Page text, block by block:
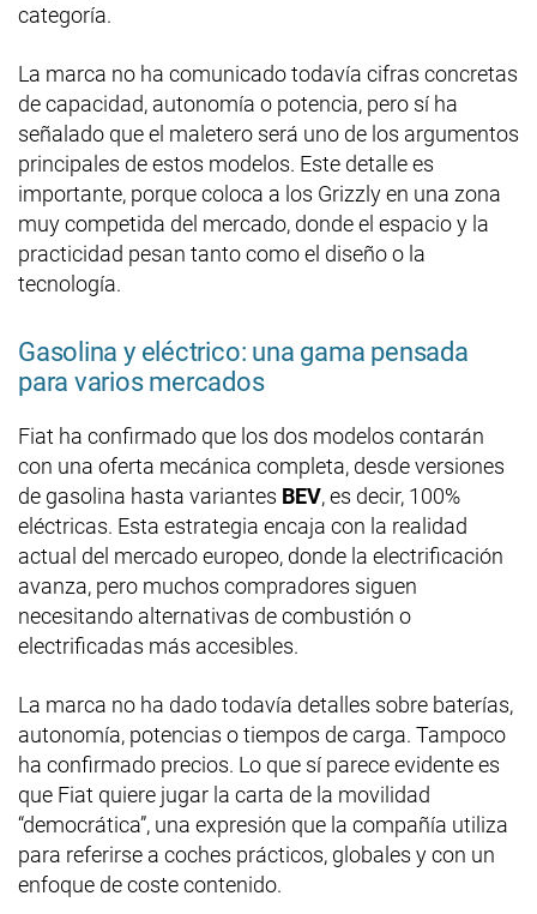
categoría.
La marca no ha comunicado todavía cifras concretas
de capacidad, autonomía o potencia, pero sí ha
señalado que el maletero será uno de los argumentos
principales de estos modelos. Este detalle es
importante, porque coloca a los Grizzly en una zona
muy competida del mercado, donde el espacio y la
practicidad pesan tanto como el diseño o la
tecnología.
Gasolina y eléctrico: una gama pensada
para varios mercados
Fiat ha confirmado que los dos modelos contarán
con una oferta mecánica completa, desde versiones
de gasolina hasta variantes BEV, es decir, 100%
eléctricas. Esta estrategia encaja con la realidad
actual del mercado europeo, donde la electrificación
avanza, pero muchos compradores siguen
necesitando alternativas de combustión o
electrificadas más accesibles.
La marca no ha dado todavía detalles sobre baterías,
autonomía, potencias o tiempos de carga. Tampoco
ha confirmado precios. Lo que sí parece evidente es
que Fiat quiere jugar la carta de la movilidad
“democrática”, una expresión que la compañía utiliza
para referirse a coches prácticos, globales y con un
enfoque de coste contenido.